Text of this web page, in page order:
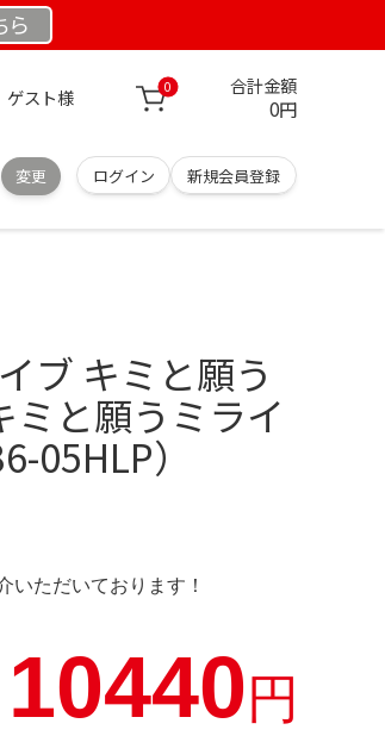
ら
ゲスト様 0 合計金額
0円
変更 ログイン 新規会員登録
ブ キミと願う
ミと願うミライ
05HLP）
いただいております！
10440円